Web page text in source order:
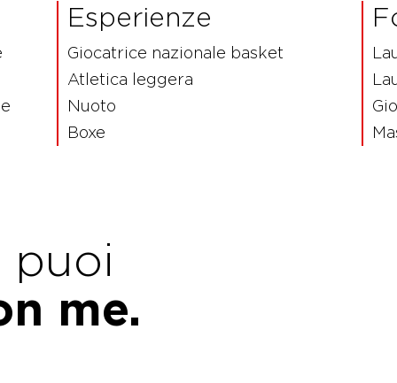
Esperienze
Giocatrice nazionale basket
Atletica leggera
Nuoto
Boxe
puoi
me.